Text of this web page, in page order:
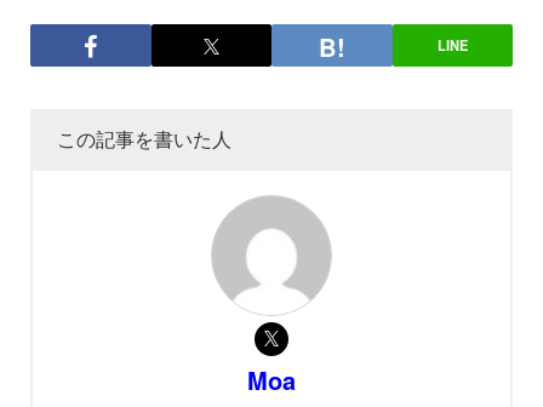
LINE
この記事を書いた人
Moa